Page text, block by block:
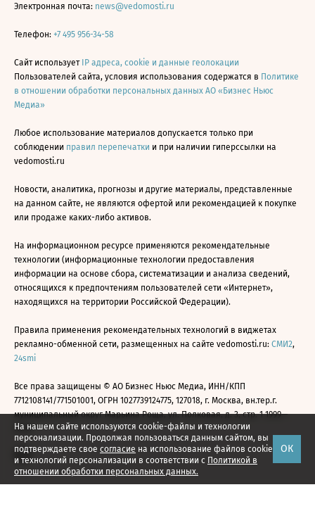
На нашем сайте используются cookie-файлы и технологии
персонализации. Продолжая пользоваться данным сайтом, вы
подтверждаете свое согласие на использование файлов cookie
и технологий персонализации в соответствии с Политикой в
отношении обработки персональных данных.
ОК
Электронная почта: news@vedomosti.ru
Телефон: +7 495 956-34-58
Сайт использует IP адреса, cookie и данные геолокации
Пользователей сайта, условия использования содержатся в Политике
в отношении обработки персональных данных АО «Бизнес Ньюс
Медиа»
Любое использование материалов допускается только при
соблюдении правил перепечатки и при наличии гиперссылки на
vedomosti.ru
Новости, аналитика, прогнозы и другие материалы, представленные
на данном сайте, не являются офертой или рекомендацией к покупке
или продаже каких-либо активов.
На информационном ресурсе применяются рекомендательные
технологии (информационные технологии предоставления
информации на основе сбора, систематизации и анализа сведений,
относящихся к предпочтениям пользователей сети «Интернет»,
находящихся на территории Российской Федерации).
Правила применения рекомендательных технологий в виджетах
рекламно-обменной сети, размещенных на сайте vedomosti.ru: СМИ2,
24smi
Все права защищены © АО Бизнес Ньюс Медиа, ИНН/КПП
7712108141/771501001, ОГРН 1027739124775, 127018, г. Москва, вн.тер.г.
муниципальный округ Марьина Роща, ул. Полковая, д. 3, стр. 1 1999—
2026